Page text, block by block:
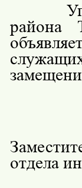
района
отдела